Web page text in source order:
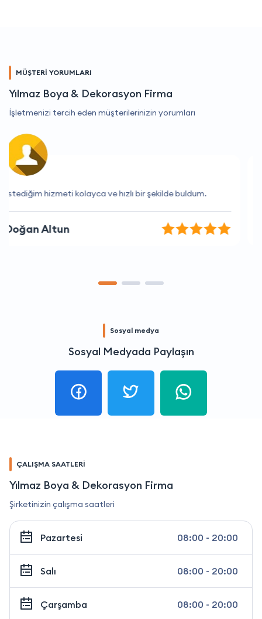
MÜŞTERİ YORUMLARI
Yılmaz Boya & Dekorasyon Firma
İşletmenizi tercih eden müşterilerinizin yorumları
Tam da aradığım hizmeti buldum.
Buse Şahin
Sosyal medya
Sosyal Medyada Paylaşın
ÇALIŞMA SAATLERİ
Yılmaz Boya & Dekorasyon Firma
Şirketinizin çalışma saatleri
Pazartesi 08:00 - 20:00
Salı 08:00 - 20:00
Çarşamba 08:00 - 20:00